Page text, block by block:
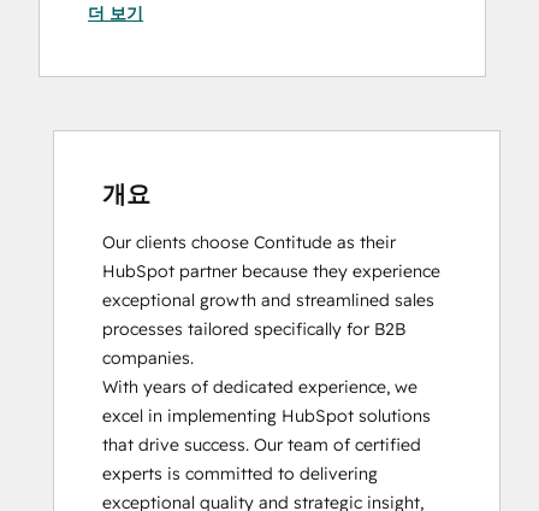
HubSpot Marketing Hub Software
HubSpot Reporting
Inbound
Objectives-Based Onboarding
더 보기
개요
Our clients choose Contitude as their
HubSpot partner because they experience
exceptional growth and streamlined sales
processes tailored specifically for B2B
companies.
With years of dedicated experience, we
excel in implementing HubSpot solutions
that drive success. Our team of certified
experts is committed to delivering
exceptional quality and strategic insight,